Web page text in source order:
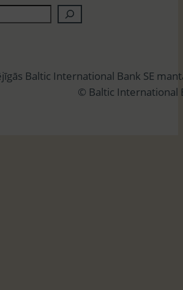
Baltic International Bank SE
© Baltic International